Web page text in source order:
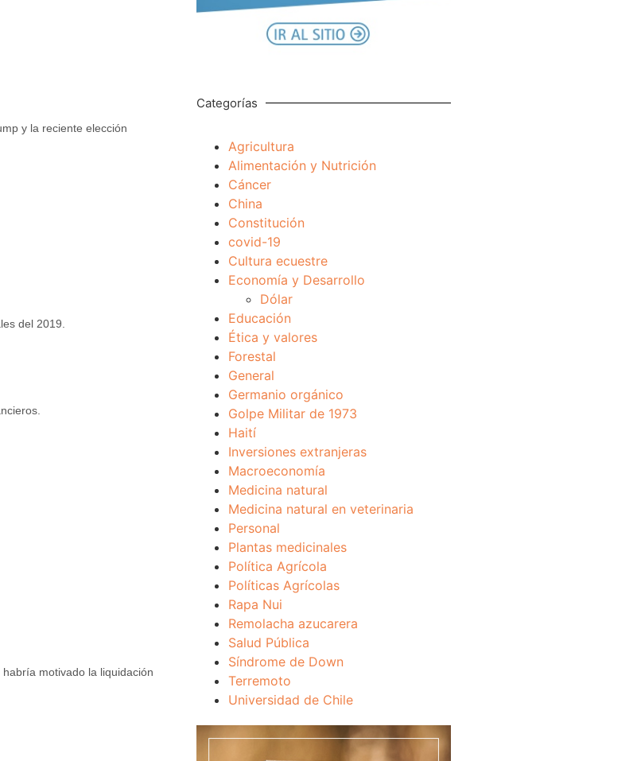
y la reciente elección
del 2019.
motivado la liquidación
Categorías
Agricultura
Alimentación y Nutrición
Cáncer
China
Constitución
covid-19
Cultura ecuestre
Economía y Desarrollo
Dólar
Educación
Ética y valores
Forestal
General
Germanio orgánico
Golpe Militar de 1973
Haití
Inversiones extranjeras
Macroeconomía
Medicina natural
Medicina natural en veterinaria
Personal
Plantas medicinales
Política Agrícola
Políticas Agrícolas
Rapa Nui
Remolacha azucarera
Salud Pública
Síndrome de Down
Terremoto
Universidad de Chile